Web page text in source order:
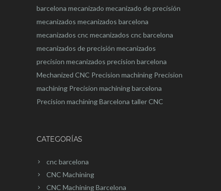
barcelona mecanizado mecanizado de precisión
mecanizados mecanizados barcelona
mecanizados cncmecanizados cnc barcelona
mecanizados de precisión mecanizados
precision mecanizados precision barcelona
Mechanized CNC Precision machining Precision
machining Precision machining barcelona
Precision machining Barcelona taller CNC
CATEGORÍAS
cnc barcelona
CNC Machining
CNC Machining Barcelona